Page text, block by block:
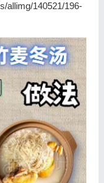
allimg/140521/196-